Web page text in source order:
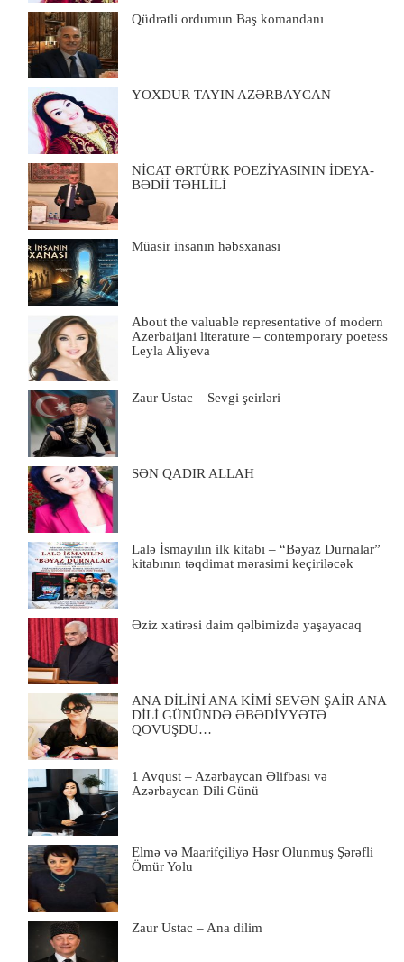
Qüdrətli ordumun Baş komandanı
YOXDUR TAYIN AZƏRBAYCAN
NİCAT ƏRTÜRK POEZİYASININ İDEYA-
BƏDİİ TƏHLİLİ
Müasir insanın həbsxanası
About the valuable representative of modern
Azerbaijani literature – contemporary poetess
Leyla Aliyeva
Zaur Ustac – Sevgi şeirləri
SƏN QADIR ALLAH
Lalə İsmayılın ilk kitabı – “Bəyaz Durnalar”
kitabının təqdimat mərasimi keçiriləcək
Əziz xatirəsi daim qəlbimizdə yaşayacaq
ANA DİLİNİ ANA KİMİ SEVƏN ŞAİR ANA
DİLİ GÜNÜNDƏ ƏBƏDİYYƏTƏ
QOVUŞDU…
1 Avqust – Azərbaycan Əlifbası və
Azərbaycan Dili Günü
Elmə və Maarifçiliyə Həsr Olunmuş Şərəfli
Ömür Yolu
Zaur Ustac – Ana dilim